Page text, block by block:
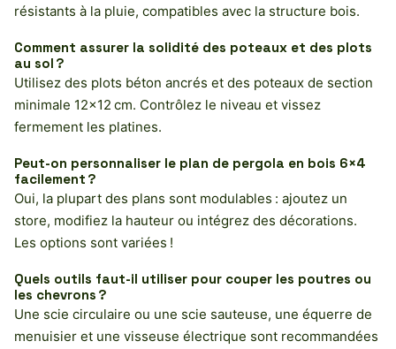
résistants à la pluie, compatibles avec la structure bois.
Comment assurer la solidité des poteaux et des plots
au sol ?
Utilisez des plots béton ancrés et des poteaux de section
minimale 12×12 cm. Contrôlez le niveau et vissez
fermement les platines.
Peut-on personnaliser le plan de pergola en bois 6×4
facilement ?
Oui, la plupart des plans sont modulables : ajoutez un
store, modifiez la hauteur ou intégrez des décorations.
Les options sont variées !
Quels outils faut-il utiliser pour couper les poutres ou
les chevrons ?
Une scie circulaire ou une scie sauteuse, une équerre de
menuisier et une visseuse électrique sont recommandées